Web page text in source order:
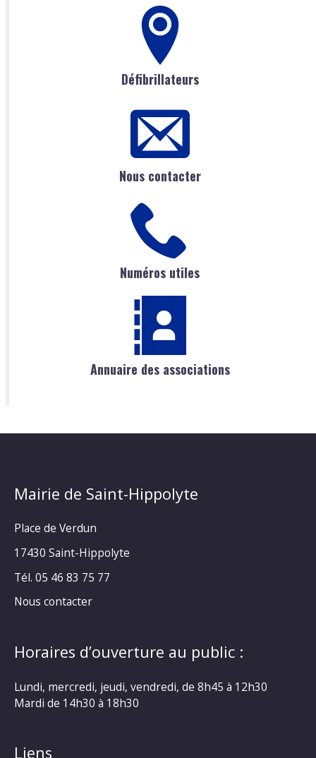
Défibrillateurs
Nous contacter
Numéros utiles
Annuaire des associations
Mairie de Saint-Hippolyte
Place de Verdun
17430 Saint-Hippolyte
Tél. 05 46 83 75 77
Nous contacter
Horaires d’ouverture au public :
Lundi, mercredi, jeudi, vendredi, de 8h45 à 12h30
Mardi de 14h30 à 18h30
Liens